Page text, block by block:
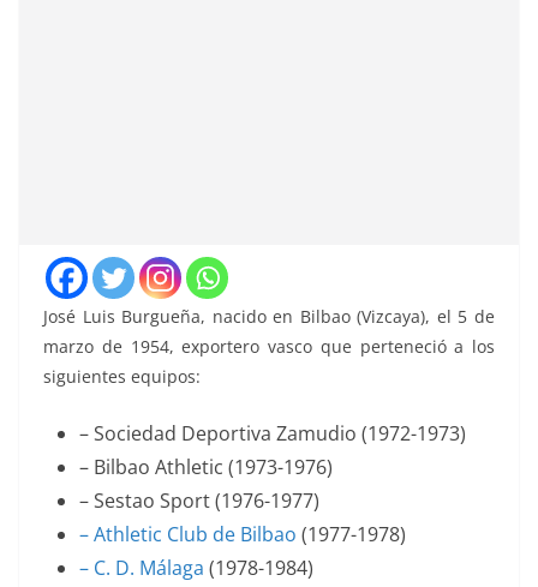
José Luis Burgueña, nacido en Bilbao (Vizcaya), el 5 de
marzo de 1954, exportero vasco que perteneció a los
siguientes equipos:
– Sociedad Deportiva Zamudio (1972-1973)
– Bilbao Athletic (1973-1976)
– Sestao Sport (1976-1977)
– Athletic Club de Bilbao (1977-1978)
– C. D. Málaga (1978-1984)